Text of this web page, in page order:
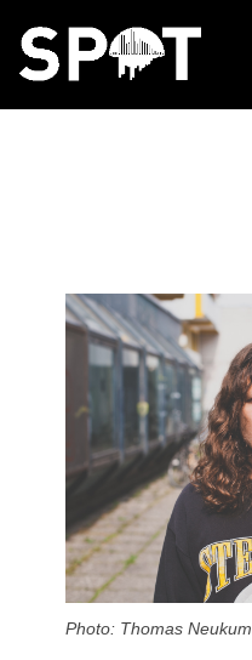
Photo: Thomas Neukum